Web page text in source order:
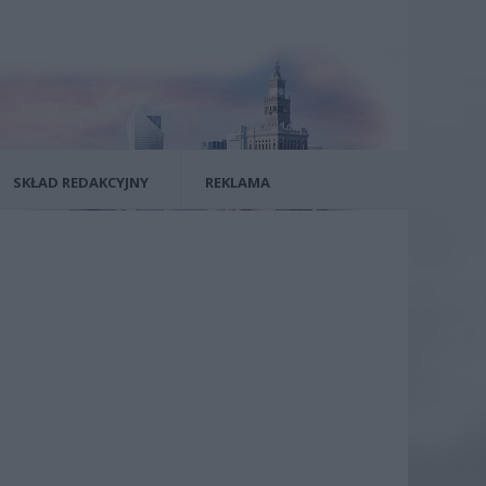
SKŁAD REDAKCYJNY REKLAMA